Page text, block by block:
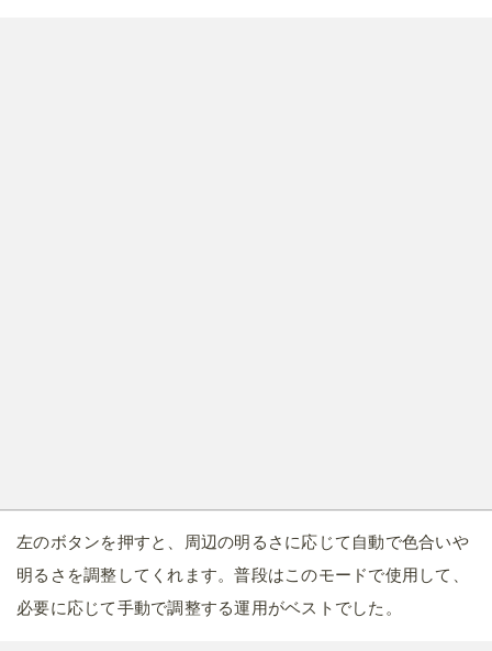
左のボタンを押すと、周辺の明るさに応じて自動で色合いや
明るさを調整してくれます。普段はこのモードで使用して、
必要に応じて手動で調整する運用がベストでした。